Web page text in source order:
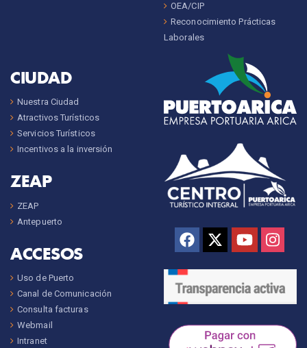
OEA/CIP
Reconocimiento Prácticas
Laborales
CIUDAD
Nuestra Ciudad
Atractivos Turísticos
Servicios Turísticos
Incentivos a la inversión
ZEAP
ZEAP
Antepuerto
ACCESOS
Uso de Puerto
Canal de Comunicación
Consulta facturas
Webmail
Intranet